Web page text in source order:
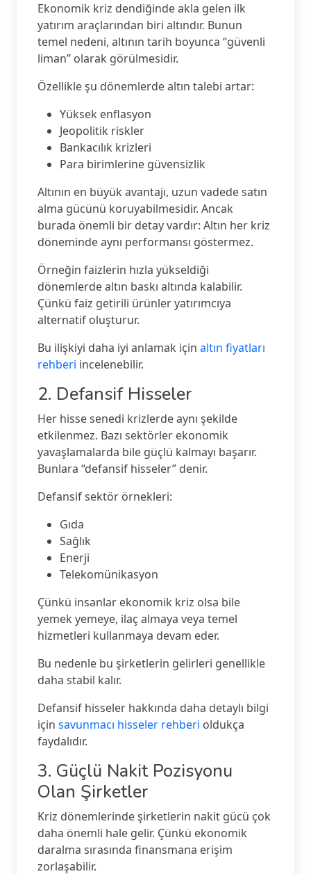
Ekonomik kriz dendiğinde akla gelen ilk
yatırım araçlarından biri altındır. Bunun
temel nedeni, altının tarih boyunca “güvenli
liman” olarak görülmesidir.
Özellikle şu dönemlerde altın talebi artar:
Yüksek enflasyon
Jeopolitik riskler
Bankacılık krizleri
Para birimlerine güvensizlik
Altının en büyük avantajı, uzun vadede satın
alma gücünü koruyabilmesidir. Ancak
burada önemli bir detay vardır: Altın her kriz
döneminde aynı performansı göstermez.
Örneğin faizlerin hızla yükseldiği
dönemlerde altın baskı altında kalabilir.
Çünkü faiz getirili ürünler yatırımcıya
alternatif oluşturur.
Bu ilişkiyi daha iyi anlamak için altın fiyatları
rehberi incelenebilir.
2. Defansif Hisseler
Her hisse senedi krizlerde aynı şekilde
etkilenmez. Bazı sektörler ekonomik
yavaşlamalarda bile güçlü kalmayı başarır.
Bunlara “defansif hisseler” denir.
Defansif sektör örnekleri:
Gıda
Sağlık
Enerji
Telekomünikasyon
Çünkü insanlar ekonomik kriz olsa bile
yemek yemeye, ilaç almaya veya temel
hizmetleri kullanmaya devam eder.
Bu nedenle bu şirketlerin gelirleri genellikle
daha stabil kalır.
Defansif hisseler hakkında daha detaylı bilgi
için savunmacı hisseler rehberi oldukça
faydalıdır.
3. Güçlü Nakit Pozisyonu
Olan Şirketler
Kriz dönemlerinde şirketlerin nakit gücü çok
daha önemli hale gelir. Çünkü ekonomik
daralma sırasında finansmana erişim
zorlaşabilir.